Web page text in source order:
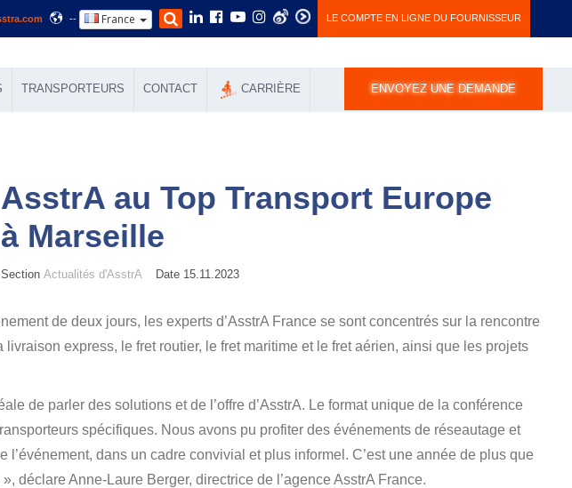
-- France LE COMPTE EN LIGNE DU FOURNISSEUR
TRANSPORTEURS CONTACT СARRIÈRE ENVOYEZ UNE DEMANDE
AsstrA au Top Transport Europe
à Marseille
Section Actualités d'AsstrA Date 15.11.2023
de deux jours, les experts d’AsstrA France se sont concentrés sur la rencontre
express, le fret routier, le fret maritime et le fret aérien, ainsi que les projets
de parler des solutions et de l’offre d’AsstrA. Le format unique de la conférence
spécifiques. Nous avons pu profiter des événements de réseautage et
dans un cadre convivial et plus informel. C’est une année de plus que
déclare Anne-Laure Berger, directrice de l’agence AsstrA France.